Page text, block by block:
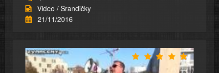
Video / Srandičky
21/11/2016